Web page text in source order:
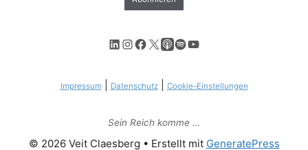
LinkedIn
Instagram
Facebook
X Apple Podcasts
Spotify
YouTube
Impressum| Datenschutz| Cookie-Einstellungen
Sein Reich komme …
© 2026 Veit Claesberg • Erstellt mit GeneratePress